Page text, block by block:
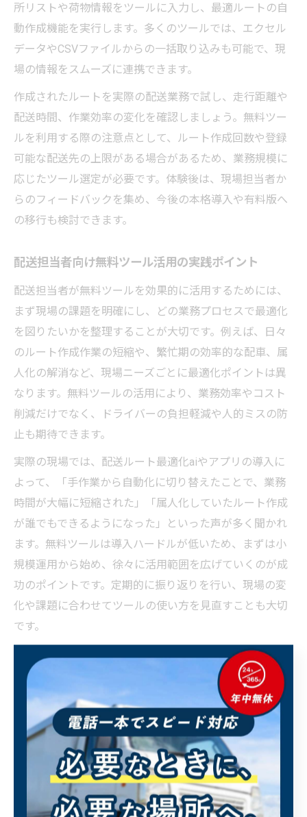
所リストや荷物情報をツールに入力し、最適ルートの自
動作成機能を実行します。多くのツールでは、エクセル
データやCSVファイルからの一括取り込みも可能で、現
場の情報をスムーズに連携できます。
作成されたルートを実際の配送業務で試し、走行距離や
配送時間、作業効率の変化を確認しましょう。無料ツー
ルを利用する際の注意点として、ルート作成回数や登録
可能な配送先の上限がある場合があるため、業務規模に
応じたツール選定が必要です。体験後は、現場担当者か
らのフィードバックを集め、今後の本格導入や有料版へ
の移行も検討できます。
配送担当者向け無料ツール活用の実践ポイント
配送担当者が無料ツールを効果的に活用するためには、
まず現場の課題を明確にし、どの業務プロセスで最適化
を図りたいかを整理することが大切です。例えば、日々
のルート作成作業の短縮や、繁忙期の効率的な配車、属
人化の解消など、現場ニーズごとに最適化ポイントは異
なります。無料ツールの活用により、業務効率やコスト
削減だけでなく、ドライバーの負担軽減や人的ミスの防
止も期待できます。
実際の現場では、配送ルート最適化aiやアプリの導入に
よって、「手作業から自動化に切り替えたことで、業務
時間が大幅に短縮された」「属人化していたルート作成
が誰でもできるようになった」といった声が多く聞かれ
ます。無料ツールは導入ハードルが低いため、まずは小
規模運用から始め、徐々に活用範囲を広げていくのが成
功のポイントです。定期的に振り返りを行い、現場の変
化や課題に合わせてツールの使い方を見直すことも大切
です。
AIで変わる配送効率とルート最適化
の最新動向
AI活用による配送ルート最適化の進化と可能性
配送ルート最適化は、従来の経験や勘に頼ったルート作